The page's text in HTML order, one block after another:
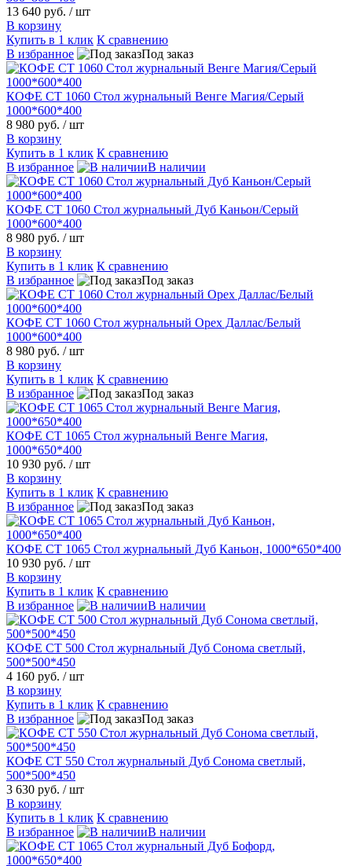
13 640 руб. / шт
В корзину
Купить в 1 клик К сравнению
В избранное
Под заказ
КОФЕ СТ 1060 Стол журнальный Венге Магия/Серый
1000*600*400
8 980 руб. / шт
В корзину
Купить в 1 клик К сравнению
В избранное
В наличии
КОФЕ СТ 1060 Стол журнальный Дуб Каньон/Серый
1000*600*400
8 980 руб. / шт
В корзину
Купить в 1 клик К сравнению
В избранное
Под заказ
КОФЕ СТ 1060 Стол журнальный Орех Даллас/Белый
1000*600*400
8 980 руб. / шт
В корзину
Купить в 1 клик К сравнению
В избранное
Под заказ
КОФЕ СТ 1065 Стол журнальный Венге Магия,
1000*650*400
10 930 руб. / шт
В корзину
Купить в 1 клик К сравнению
В избранное
Под заказ
КОФЕ СТ 1065 Стол журнальный Дуб Каньон, 1000*650*400
10 930 руб. / шт
В корзину
Купить в 1 клик К сравнению
В избранное
В наличии
КОФЕ СТ 500 Стол журнальный Дуб Сонома светлый,
500*500*450
4 160 руб. / шт
В корзину
Купить в 1 клик К сравнению
В избранное
Под заказ
КОФЕ СТ 550 Стол журнальный Дуб Сонома светлый,
500*500*450
3 630 руб. / шт
В корзину
Купить в 1 клик К сравнению
В избранное
В наличии